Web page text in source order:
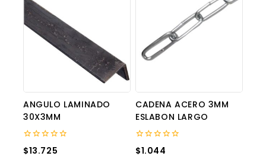
ANGULO LAMINADO
30X3MM
0
$13.725
CADENA ACERO 3MM
ESLABON LARGO
0
$1.044